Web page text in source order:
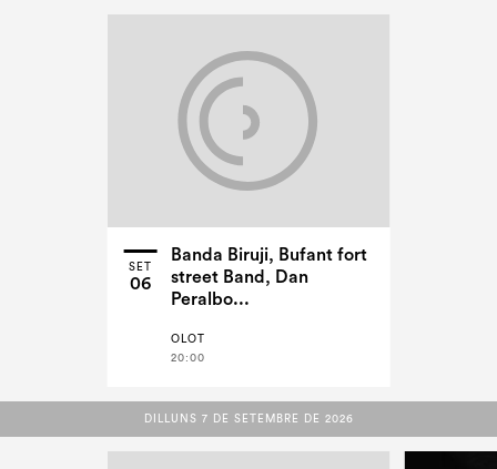
SET
06
Banda Biruji, Bufant fort
street Band, Dan
Peralbo...
OLOT
20:00
DILLUNS 7 DE SETEMBRE DE 2026
DILLUNS 7 DE SETEMBRE DE 2026